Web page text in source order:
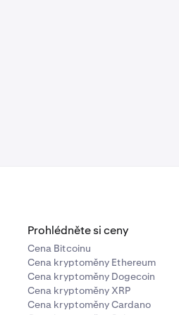
Prohlédněte si ceny
Cena Bitcoinu
Cena kryptoměny Ethereum
Cena kryptoměny Dogecoin
Cena kryptoměny XRP
Cena kryptoměny Cardano